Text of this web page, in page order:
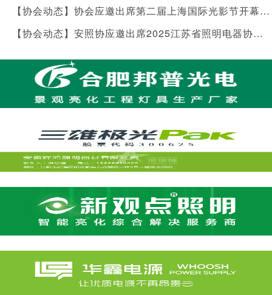
【协会动态】协会应邀出席第二届上海国际光影节开幕式及光影艺术国际研讨会
【协会动态】安照协应邀出席2025江苏省照明电器协会年会